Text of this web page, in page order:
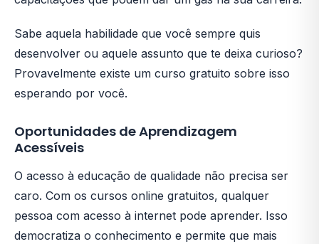
Sabe aquela habilidade que você sempre quis
desenvolver ou aquele assunto que te deixa curioso?
Provavelmente existe um curso gratuito sobre isso
esperando por você.
Oportunidades de Aprendizagem
Acessíveis
O acesso à educação de qualidade não precisa ser
caro. Com os cursos online gratuitos, qualquer
pessoa com acesso à internet pode aprender. Isso
democratiza o conhecimento e permite que mais